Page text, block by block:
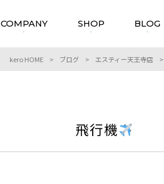
COMPANY SHOP BLOG
kero HOME > ブログ > エスティー天王寺店 >
飛行機